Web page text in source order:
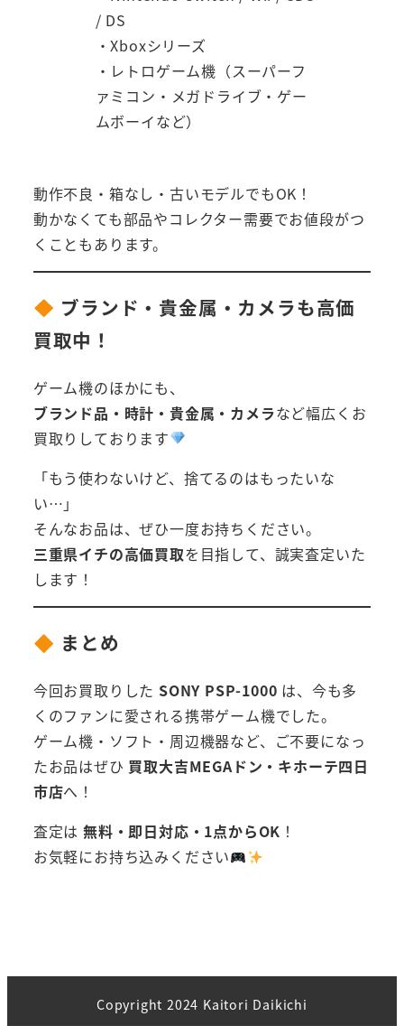
/ DS
・Xboxシリーズ
・レトロゲーム機（スーパーフ
ァミコン・メガドライブ・ゲー
ムボーイなど）
動作不良・箱なし・古いモデルでもOK！
動かなくても部品やコレクター需要でお値段がつ
くこともあります。
ブランド・貴金属・カメラも高価
買取中！
ゲーム機のほかにも、
ブランド品・時計・貴金属・カメラなど幅広くお
買取りしております
「もう使わないけど、捨てるのはもったいな
い…」
そんなお品は、ぜひ一度お持ちください。
三重県イチの高価買取を目指して、誠実査定いた
します！
まとめ
今回お買取りした SONY PSP-1000 は、今も多
くのファンに愛される携帯ゲーム機でした。
ゲーム機・ソフト・周辺機器など、ご不要になっ
たお品はぜひ 買取大吉MEGAドン・キホーテ四日
市店へ！
査定は 無料・即日対応・1点からOK ！
お気軽にお持ち込みください
Copyright 2024 Kaitori Daikichi